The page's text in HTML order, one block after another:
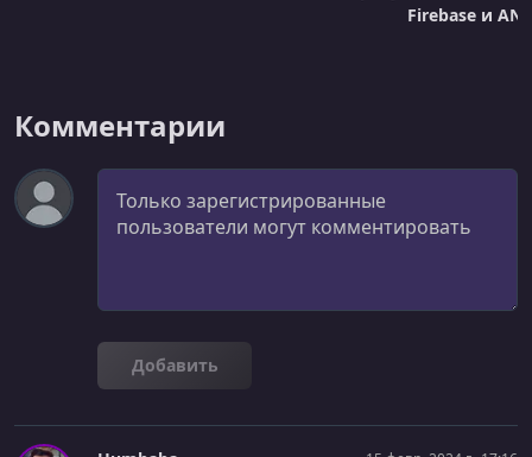
Firebase и
Комментарии
Комментарий
Добавить